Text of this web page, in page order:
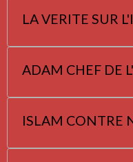
LA VERITE SUR
ADAM CHEF DE
ISLAM CONTRE